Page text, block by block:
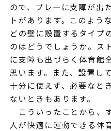
ので、プレーに支障が出
トがあります。このよう
どの壁に設置するタイプ
のはどうでしょうか。ス
に支障も出づらく体育館
思います。また、設置し
十分に使えず、必要なと
ないときもあります。
こういったことから、
人が快適に運動できる体